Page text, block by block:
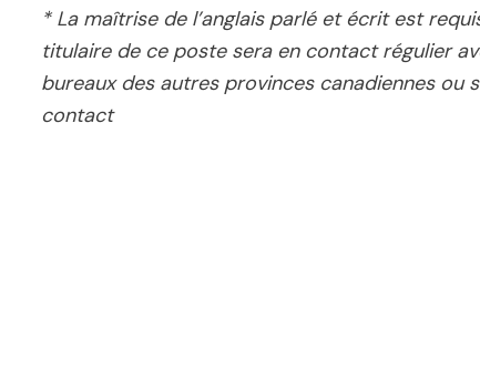
* La maîtrise de l’anglais parlé et écrit est
titulaire de ce poste sera en contact régulier
bureaux des autres provinces canadiennes ou
contact